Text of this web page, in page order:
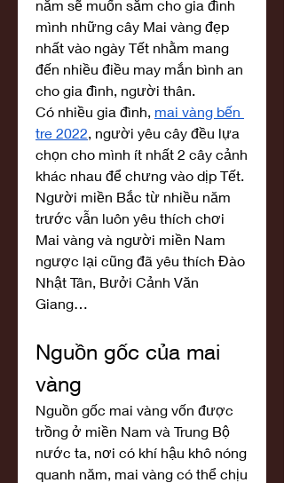
năm sẽ muốn sắm cho gia đình
mình những cây Mai vàng đẹp
nhất vào ngày Tết nhằm mang
đến nhiều điều may mắn bình an
cho gia đình, người thân.
Có nhiều gia đình, mai vàng bến
tre 2022, người yêu cây đều lựa
chọn cho mình ít nhất 2 cây cảnh
khác nhau để chưng vào dịp Tết.
Người miền Bắc từ nhiều năm
trước vẫn luôn yêu thích chơi
Mai vàng và người miền Nam
ngược lại cũng đã yêu thích Đào
Nhật Tân, Bưởi Cảnh Văn
Giang…
Nguồn gốc của mai
vàng
Nguồn gốc mai vàng vốn được
trồng ở miền Nam và Trung Bộ
nước ta, nơi có khí hậu khô nóng
quanh năm, mai vàng có thể chịu